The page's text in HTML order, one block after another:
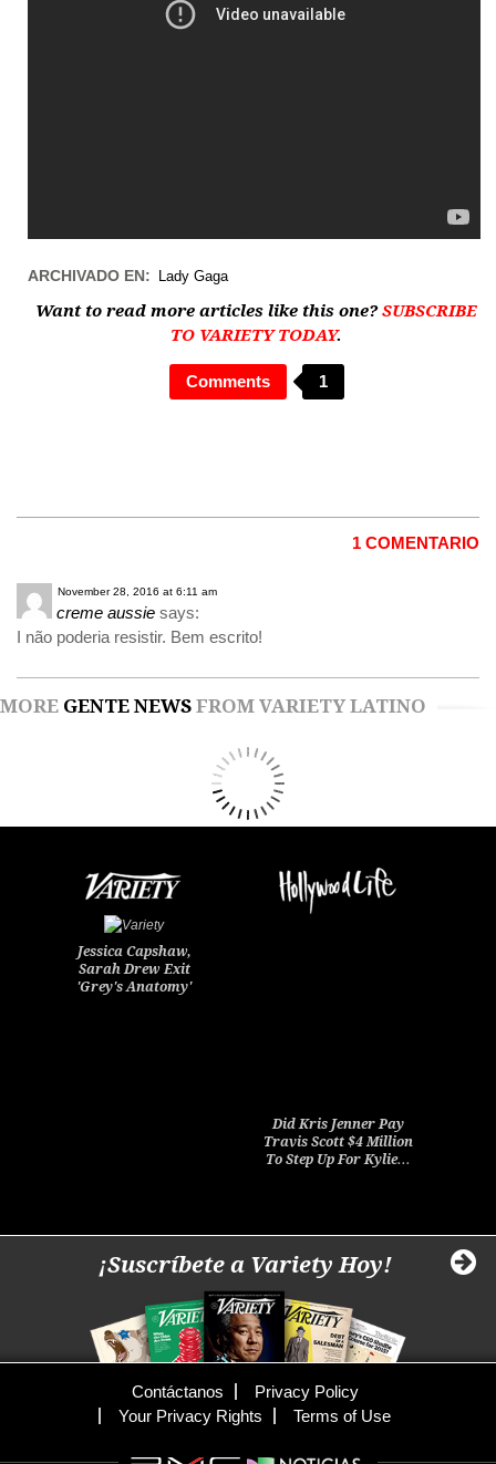
ARCHIVADO EN: Lady Gaga
Want to read more articles like this one?SUBSCRIBE
TO VARIETY TODAY.
Comments 1
1 COMENTARIO
creme aussie says:
November 28, 2016 at 6:11 am
I não poderia resistir. Bem escrito!
MORE GENTE NEWS FROM VARIETY LATINO
Jessica Capshaw,
Sarah Drew Exit
'Grey's Anatomy'
Did Kris Jenner Pay
Travis Scott $4 Million
To Step Up For Kylie…
¡Suscríbete a Variety Hoy!
Contáctanos
Privacy Policy
Your Privacy Rights
Terms of Use